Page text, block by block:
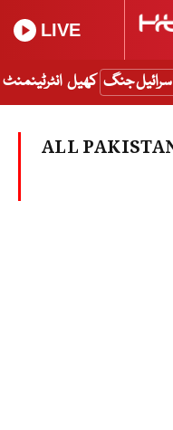
LIVE
اسرائیل جنگ کھیل انٹرٹینمنٹ
ALL